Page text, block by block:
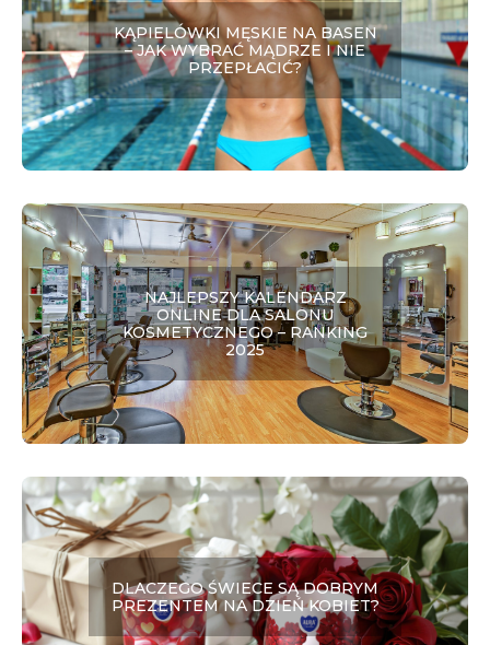
KĄPIELÓWKI MĘSKIE NA BASEN
– JAK WYBRAĆ MĄDRZE I NIE
PRZEPŁACIĆ?
NAJLEPSZY KALENDARZ
ONLINE DLA SALONU
KOSMETYCZNEGO – RANKING
2025
DLACZEGO ŚWIECE SĄ DOBRYM
PREZENTEM NA DZIEŃ KOBIET?